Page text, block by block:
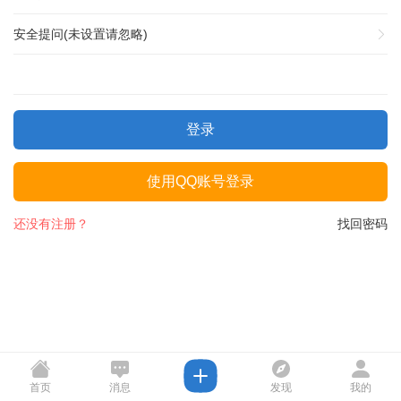
安全提问(未设置请忽略)
登录
使用QQ账号登录
找回密码
还没有注册？
首页 消息 发现 我的